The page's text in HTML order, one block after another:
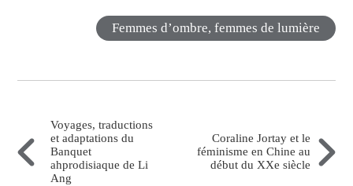
Femmes d’ombre, femmes de lumière
Voyages, traductions
et adaptations du
Banquet
ahprodisiaque de Li
Ang
Coraline Jortay et le
féminisme en Chine au
début du XXe siècle